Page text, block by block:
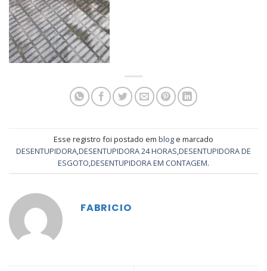
Esse registro foi postado em blog e marcado
DESENTUPIDORADESENTUPIDORA 24 HORAS DESENTUPIDORA DE
ESGOTO DESENTUPIDORA EM CONTAGEM.
FABRICIO